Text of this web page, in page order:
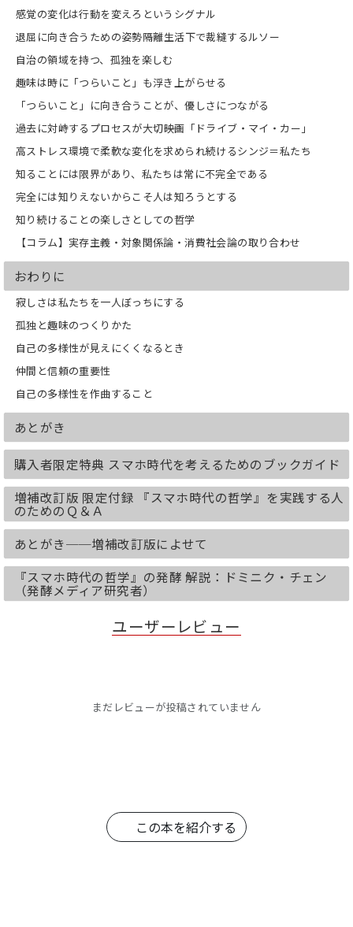
感覚の変化は行動を変えろというシグナル
退屈に向き合うための姿勢――隔離生活下で裁縫するルソー
自治の領域を持つ、孤独を楽しむ
趣味は時に「つらいこと」も浮き上がらせる
「つらいこと」に向き合うことが、優しさにつながる
過去に対峙するプロセスが大切――映画「ドライブ・マイ・カー」
高ストレス環境で柔軟な変化を求められ続けるシンジ＝私たち
知ることには限界があり、私たちは常に不完全である
完全には知りえないからこそ人は知ろうとする
知り続けることの楽しさとしての哲学
【コラム】実存主義・対象関係論・消費社会論の取り合わせ
おわりに
寂しさは私たちを一人ぼっちにする
孤独と趣味のつくりかた
自己の多様性が見えにくくなるとき
仲間と信頼の重要性
自己の多様性を作曲すること
あとがき
購入者限定特典 スマホ時代を考えるためのブックガイド
増補改訂版 限定付録 『スマホ時代の哲学』を実践する人
のためのＱ＆Ａ
あとがき──増補改訂版によせて
『スマホ時代の哲学』の発酵 解説：ドミニク・チェン
（発酵メディア研究者）
ユーザーレビュー
まだレビューが投稿されていません
この本を紹介する